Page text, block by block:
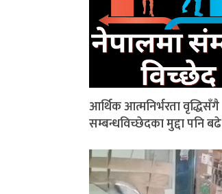
आर्थिक आत्मनिर्भरता वृद्धिसँगै
सम्बन्धविच्छेदका मुद्दा पनि बढे